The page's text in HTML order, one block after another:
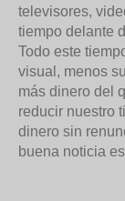
televisores,
tiempo delante
Todo este
visual, menos
más dinero del
reducir nuestro
dinero sin
buena noticia